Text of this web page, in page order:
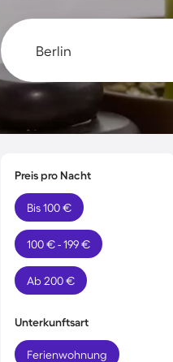
Preis pro Nacht
Bis 100 €
100 € - 199 €
Ab 200 €
Unterkunftsart
Ferienwohnung